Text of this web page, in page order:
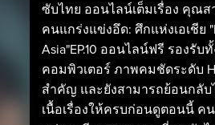
ซับไทย ออนไลน์เต็มเรื่อง คุณ
คนแกร่งแข่งอึด: ศึกแห่งเอเชีย
Asia"EP.10 ออนไลน์ฟรี รองรับ
คอมพิวเตอร์ ภาพคมชัดระดับ
สำคัญ และยังสามารถย้อนกลับไ
เนื้อเรื่องให้ครบก่อนดูตอนนี้ ค